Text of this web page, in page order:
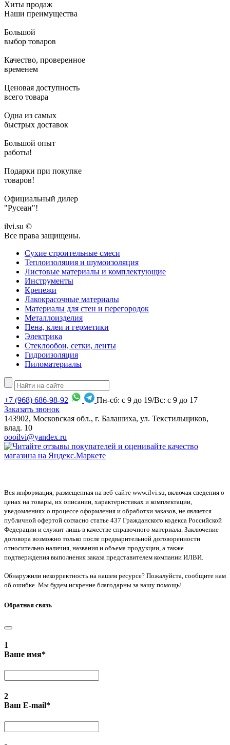
Хиты продаж
Наши преимущества
Большой
выбор товаров
Качество, проверенное
временем
Ценовая доступность
всего товара
Одна из самых
быстрых доставок
Большой опыт
работы!
Подарки при покупке
товаров!
Официальный дилер
"Русеан"!
ilvi.su ©
Все права защищены.
Сухие строительные смеси
Теплоизоляция и шумоизоляция
Листовые материалы и комплектующие
Инструменты
Крепежи
Лакокрасочные материалы
Материалы для стен и перегородок
Металлоизделия
Пена, клеи и герметики
Электрика
Стеклообои, сетки, ленты
Гидроизоляция
Пиломатериалы
+7 (968) 686-98-92
Пн-сб: с 9 до 19/Вс: с 9 до 17
Заказать звонок
143902, Московская обл., г. Балашиха, ул. Текстильщиков,
влад. 10
oooilvi@yandex.ru
Вся информация, размещенная на веб-сайте www.ilvi.su, включая сведения о
ценах на товары, их описании, характеристиках и комплектации,
уведомлениях о процессе оформления и обработки заказов, не является
публичной офертой согласно статье 437 Гражданского кодекса Российской
Федерации и служит лишь в качестве справочного материала. Заключение
договора возможно только после предварительной договоренности
относительно наличия, названия и объема продукции, а также
подтверждения выполнения заказа представителем компании ИЛВИ.
Обнаружили некорректность на нашем ресурсе? Пожалуйста, сообщите нам
об ошибке. Мы будем искренне благодарны за вашу помощь!
Обратная связь
1
Ваше имя*
2
Ваш E-mail*